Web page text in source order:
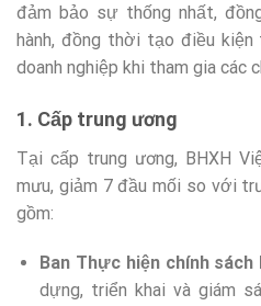
đảm bảo sự thống nhất,
hành, đồng thời tạo điều
doanh nghiệp khi tham gia các
1. Cấp trung ương
Tại cấp trung ương, BHXH
mưu, giảm 7 đầu mối so với
gồm:
Ban Thực hiện chính sách
dựng, triển khai và giám